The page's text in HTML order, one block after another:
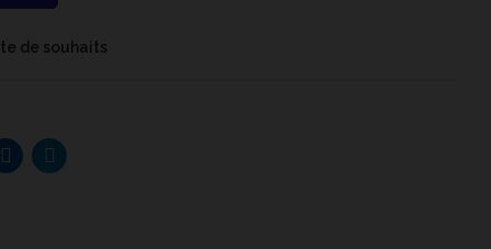
de souhaits